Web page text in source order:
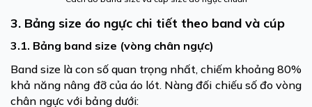
3. Bảng size áo ngực chi tiết theo band và cúp
3.1. Bảng band size (vòng chân ngực)
Band size là con số quan trọng nhất, chiếm khoảng 80%
khả năng nâng đỡ của áo lót. Nàng đối chiếu số đo vòng
chân ngực với bảng dưới: